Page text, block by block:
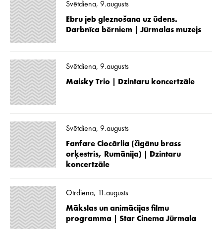
Svētdiena, 9.augusts
Ebru jeb gleznošana uz ūdens.
Darbnīca bērniem | Jūrmalas muzejs
Svētdiena, 9.augusts
Maisky Trio | Dzintaru koncertzāle
Svētdiena, 9.augusts
Fanfare Ciocărlia (čigānu brass
orķestris, Rumānija) | Dzintaru
koncertzāle
Otrdiena, 11.augusts
Mākslas un animācijas filmu
programma | Star Cinema Jūrmala